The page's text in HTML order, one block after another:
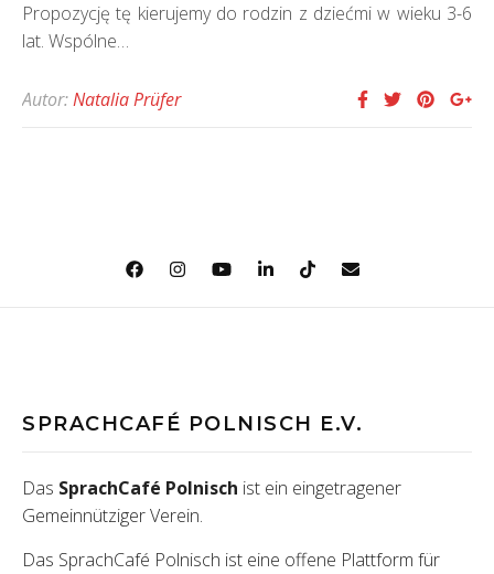
Propozycję tę kierujemy do rodzin z dziećmi w wieku 3-6
lat. Wspólne…
Autor:Natalia Prüfer
SPRACHCAFÉ POLNISCH E.V.
Das SprachCafé Polnisch ist ein eingetragener
Gemeinnütziger Verein.
Das SprachCafé Polnisch ist eine offene Plattform für